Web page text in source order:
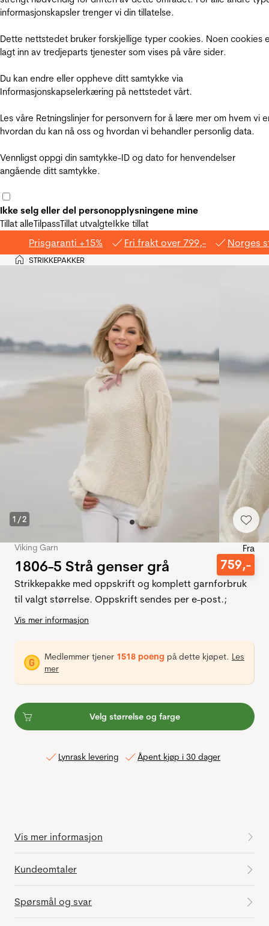
informasjonskapsler trenger vi din tillatelse.
Dette nettstedet bruker forskjellige typer cookies. Noen cookies
lagt inn av tredjeparts tjenester som vises på våre sider.
Du kan endre eller oppheve ditt samtykke via
Informasjonskapselerkæring på nettstedet vårt.
Les våre Retningslinjer for personvern for å lære mer om hvem vi
hvordan du kan nå oss og hvordan vi behandler personlig data.
Vennligst oppgi din samtykke-ID og dato for henvendelser
angående ditt samtykke.
Ikke selg eller del personopplysningene mine
Tillat alleTilpassTillat utvalgteIkke tillat
Prisgaranti +15% Fri frakt over 799,- Norges
Hjem
>STRIKKEPAKKER
1 /2
Viking Garn
1806-5 Strå genser grå
Fra
759,-
Strikkepakke med oppskrift og komplett garnforbruk
til valgt størrelse. Oppskrift sendes per e-post.;
Vis mer informasjon
Medlemmer tjener 1518 poeng på dette kjøpet. Les
mer
Velg størrelse og farge
Lynrask levering Åpent kjøp i 30 dager
Vis mer informasjon
Kundeomtaler
Spørsmål og svar